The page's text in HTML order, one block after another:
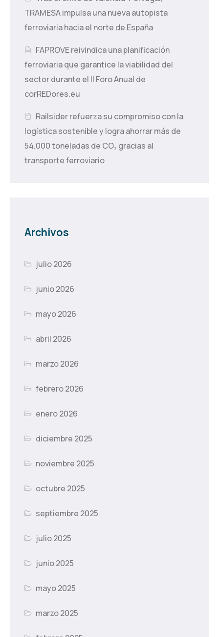
TRAMESA impulsa una nueva autopista
ferroviaria hacia el norte de España
FAPROVE reivindica una planificación
ferroviaria que garantice la viabilidad del
sector durante el II Foro Anual de
corREDores.eu
Railsider refuerza su compromiso con la
logística sostenible y logra ahorrar más de
54.000 toneladas de CO₂ gracias al
transporte ferroviario
Archivos
julio 2026
junio 2026
mayo 2026
abril 2026
marzo 2026
febrero 2026
enero 2026
diciembre 2025
noviembre 2025
octubre 2025
septiembre 2025
julio 2025
junio 2025
mayo 2025
marzo 2025